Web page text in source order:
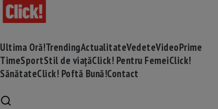
Ultima Oră!TrendingActualitateVedeteVideoPrime
TimeSportStil de viațăClick! Pentru FemeiClick!
SănătateClick! Poftă Bună!Contact